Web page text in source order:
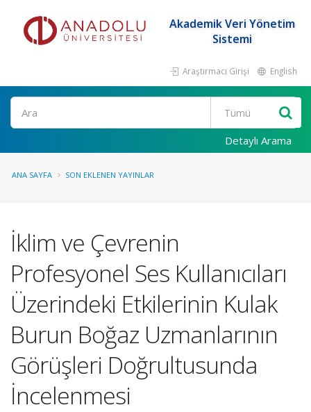
Akademik Veri Yönetim
Sistemi
Araştırmacı Girişi English
Ara
Detaylı Arama
ANA SAYFA SON EKLENEN YAYINLAR
İklim ve Çevrenin
Profesyonel Ses Kullanıcıları
Üzerindeki Etkilerinin Kulak
Burun Boğaz Uzmanlarının
Görüşleri Doğrultusunda
İncelenmesi